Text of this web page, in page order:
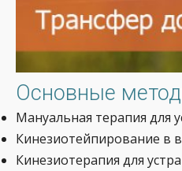
Основные
Мануальная терапия для
Кинезиотейпирование в
Кинезиотерапия для